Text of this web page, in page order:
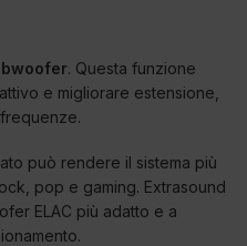
. Questa funzione
e migliorare estensione,
può rendere il sistema più
pop e gaming. Extrasound
ELAC più adatto e a